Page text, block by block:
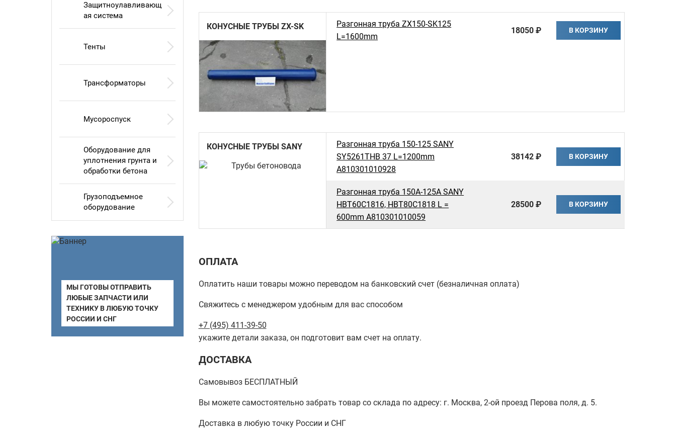
КОНУСНЫЕ ТРУБЫ ZX-SK
Разгонная труба ZX150-SK125
L=1600mm
18050 ₽ В КОРЗИНУ
КОНУСНЫЕ ТРУБЫ SANY
Разгонная труба 150-125 SANY
SY5261THB 37 L=1200mm
A810301010928
38142 ₽ В КОРЗИНУ
Разгонная труба 150A-125A SANY
HBT60C1816, HBT80C1818 L =
600mm A810301010059
28500 ₽ В КОРЗИНУ
ОПЛАТА
Оплатить наши товары можно переводом на банковский счет (безналичная оплата)
Свяжитесь с менеджером удобным для вас способом
+7 (495) 411-39-50
укажите детали заказа, он подготовит вам счет на оплату.
ДОСТАВКА
Самовывоз БЕСПЛАТНЫЙ
Вы можете самостоятельно забрать товар со склада по адресу: г. Москва, 2-ой проезд Перова поля, д. 5.
Доставка в любую точку России и СНГ
Защитноулавливающ
ая система
Тенты
Трансформаторы
Мусороспуск
Оборудование для
уплотнения грунта и
обработки бетона
Грузоподъемное
оборудование
МЫ ГОТОВЫ ОТПРАВИТЬ
ЛЮБЫЕ ЗАПЧАСТИ ИЛИ
ТЕХНИКУ В ЛЮБУЮ ТОЧКУ
РОССИИ И СНГ